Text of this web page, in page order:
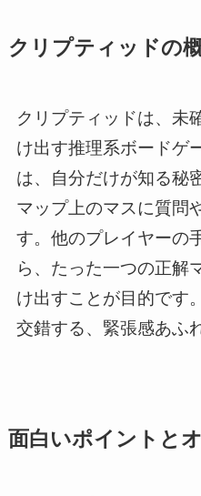
クリプティッドの
クリプティッドは、未
け出す推理系ボードゲ
は、自分だけが知る秘
マップ上のマスに質問
す。他のプレイヤーの
ら、たった一つの正解
け出すことが目的です
交錯する、緊張感あふ
面白いポイントと